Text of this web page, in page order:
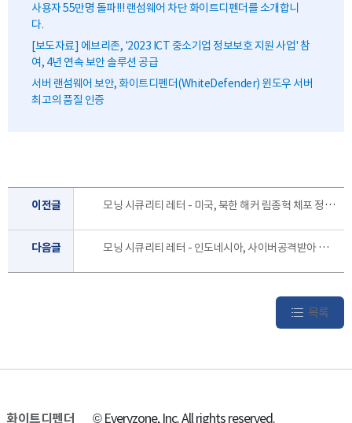
사용자 55만명 돌파!!! 랜섬웨어 차단 화이트디펜더를 소개합니
다.
[보도자료] 에브리존, '2023 ICT 중소기업 정보보호 지원 사업' 참
여, 4년 연속 보안 솔루션 공급
서버 랜섬웨어 보안, 화이트디펜더(WhiteDefender) 윈도우 서버
최고의 품질 인증
이전글 모닝 시큐리티 레터 - 미국, 북한 해커 림종혁 체포 정보 제공자에 1,000만 달러 포상금 걸어 [8월 1주]
다음글 모닝 시큐리티 레터 - 인도네시아, 사이버공격받아 공공서비스 마비 [7월 2주]
목록
화이트디펜더 © Everyzone, Inc. All rights reserved.